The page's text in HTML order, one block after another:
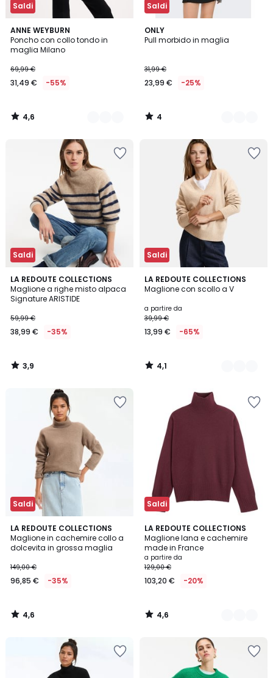
Saldi
ANNE WEYBURN
Poncho con collo tondo in
maglia Milano
69,99 €
31,49 € -55%
4,6
/ 5
3
Colori
4,6
/
Saldi
ONLY
Pull morbido in maglia
31,99 €
23,99 € -25%
4
/
3
Colori
4
/
Saldi
LA REDOUTE COLLECTIONS
Maglione a righe misto alpaca
Signature ARISTIDE
59,99 €
38,99 € -35%
3,9
/ 5
3,9
/
Saldi
LA REDOUTE COLLECTIONS
Maglione con scollo a V
a partire da
39,99 €
13,99 € -65%
4,1
/ 5
2
Colori
4,1
/
Saldi
LA REDOUTE COLLECTIONS
Maglione in cachemire collo a
dolcevita in grossa maglia
149,00 €
96,85 € -35%
4,6
/ 5
4,6
/
Saldi
LA REDOUTE COLLECTIONS
Maglione lana e cachemire
made in France
a partire da
129,00 €
103,20 € -20%
4,6
/ 5
3
Colori
4,6
/